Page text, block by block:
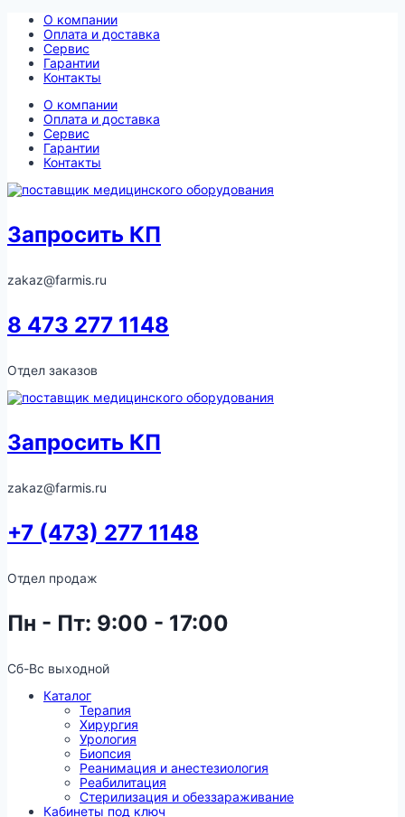
Перейти
содержимому
О компании
Оплата и доставка
Сервис
Гарантии
Контакты
О компании
Оплата и доставка
Сервис
Гарантии
Контакты
Запросить КП
zakaz@farmis.ru
8 473 277 1148
Отдел заказов
Запросить КП
zakaz@farmis.ru
+7 (473) 277 1148
Отдел продаж
Пн - Пт: 9:00 - 17:00
Сб-Вс выходной
Каталог
Терапия
Хирургия
Урология
Биопсия
Реанимация и анестезиология
Реабилитация
Стерилизация и обеззараживание
Кабинеты под ключ